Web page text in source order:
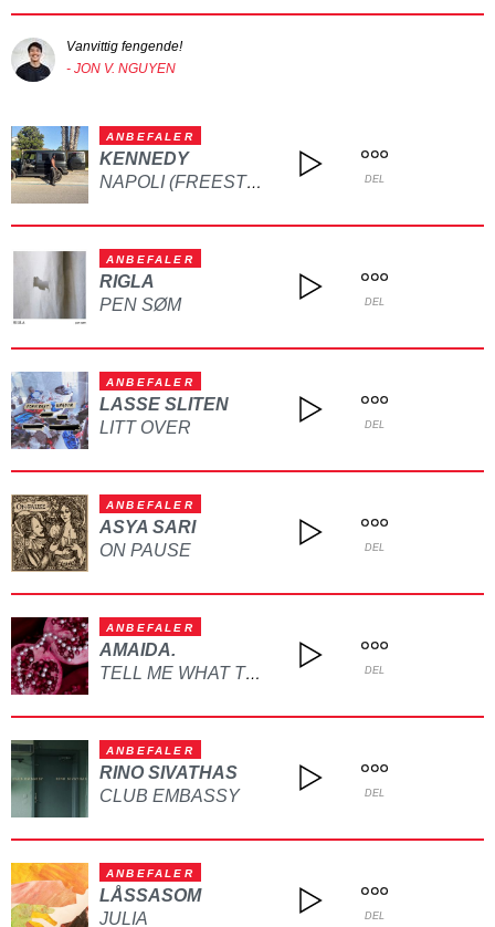
Vanvittig fengende!
- JON V. NGUYEN
ANBEFALER
KENNEDY
NAPOLI (FREESTYLE) DEL
ANBEFALER
RIGLA
PEN SØM
DEL
ANBEFALER
LASSE SLITEN
LITT OVER
DEL
ANBEFALER
ASYA SARI
ON PAUSE
DEL
ANBEFALER
AMAIDA.
TELL ME WHAT TO DO DEL
ANBEFALER
RINO SIVATHAS
CLUB EMBASSY
DEL
ANBEFALER
LÅSSASOM
JULIA
DEL